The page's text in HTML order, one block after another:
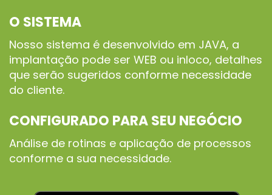
O SISTEMA
Nosso sistema é desenvolvido em JAVA, a
implantação pode ser WEB ou inloco, detalhes
que serão sugeridos conforme necessidade
do cliente.
CONFIGURADO PARA SEU NEGÓCIO
Análise de rotinas e aplicação de processos
conforme a sua necessidade.